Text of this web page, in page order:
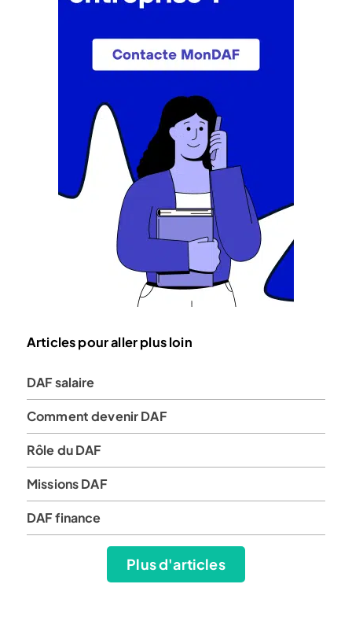
Articles pour aller plus loin
DAF salaire
Comment devenir DAF
Rôle du DAF
Missions DAF
DAF finance
Plus d'articles